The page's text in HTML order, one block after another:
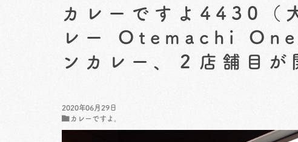
カレーですよ4430（
レー Otemachi One
ンカレー、２店舗目が
2020年06月29日
カレーですよ。